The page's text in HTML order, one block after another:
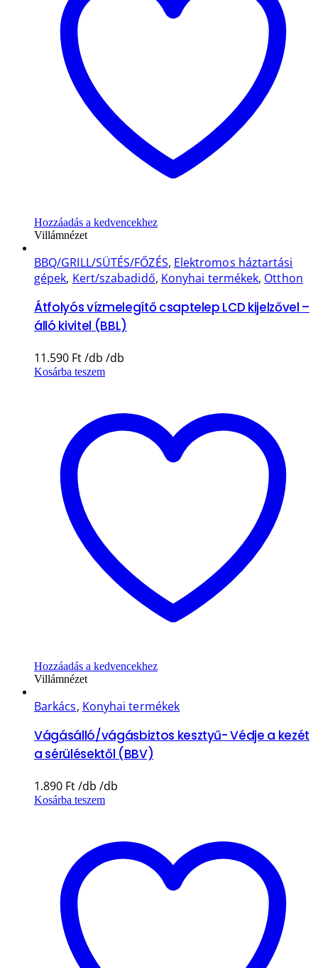
Hozzáadás a kedvencekhez
Villámnézet
BBQ/GRILL/SÜTÉS/FŐZÉS, Elektromos háztartási
gépek, Kert/szabadidő, Konyhai termékek, Otthon
Átfolyós vízmelegítő csaptelep LCD kijelzővel –
álló kivitel (BBL)
11.590 Ft
Kosárba teszem
Hozzáadás a kedvencekhez
Villámnézet
Barkács, Konyhai termékek
Vágásálló/vágásbiztos kesztyű- Védje a kezét
a sérülésektől (BBV)
1.890 Ft
Kosárba teszem